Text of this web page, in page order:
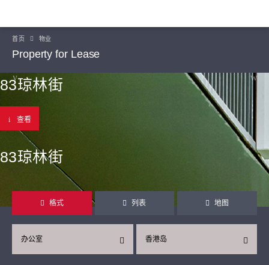
首页 物业
Property for Lease
83琼林街
查看
83琼林街
格式 列表 地图
香港岛
办公室